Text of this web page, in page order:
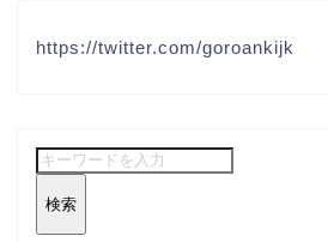
https://twitter.com/goroankijk
検索